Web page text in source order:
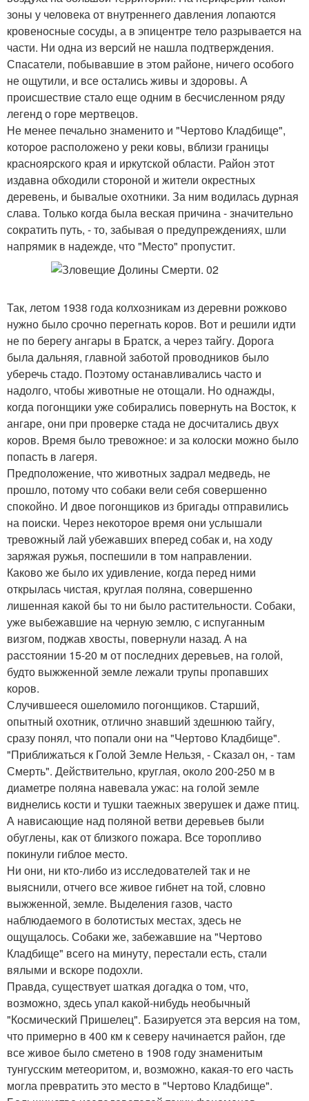
зоны у человека от внутреннего давления лопаются
кровеносные сосуды, а в эпицентре тело разрывается на
части. Ни одна из версий не нашла подтверждения.
Спасатели, побывавшие в этом районе, ничего особого
не ощутили, и все остались живы и здоровы. А
происшествие стало еще одним в бесчисленном ряду
легенд о горе мертвецов.
Не менее печально знаменито и "Чертово Кладбище",
которое расположено у реки ковы, вблизи границы
красноярского края и иркутской области. Район этот
издавна обходили стороной и жители окрестных
деревень, и бывалые охотники. За ним водилась дурная
слава. Только когда была веская причина - значительно
сократить путь, - то, забывая о предупреждениях, шли
напрямик в надежде, что "Место" пропустит.
Так, летом 1938 года колхозникам из деревни рожково
нужно было срочно перегнать коров. Вот и решили идти
не по берегу ангары в Братск, а через тайгу. Дорога
была дальняя, главной заботой проводников было
уберечь стадо. Поэтому останавливались часто и
надолго, чтобы животные не отощали. Но однажды,
когда погонщики уже собирались повернуть на Восток, к
ангаре, они при проверке стада не досчитались двух
коров. Время было тревожное: и за колоски можно было
попасть в лагеря.
Предположение, что животных задрал медведь, не
прошло, потому что собаки вели себя совершенно
спокойно. И двое погонщиков из бригады отправились
на поиски. Через некоторое время они услышали
тревожный лай убежавших вперед собак и, на ходу
заряжая ружья, поспешили в том направлении.
Каково же было их удивление, когда перед ними
открылась чистая, круглая поляна, совершенно
лишенная какой бы то ни было растительности. Собаки,
уже выбежавшие на черную землю, с испуганным
визгом, поджав хвосты, повернули назад. А на
расстоянии 15-20 м от последних деревьев, на голой,
будто выжженной земле лежали трупы пропавших
коров.
Случившееся ошеломило погонщиков. Старший,
опытный охотник, отлично знавший здешнюю тайгу,
сразу понял, что попали они на "Чертово Кладбище".
"Приближаться к Голой Земле Нельзя, - Сказал он, - там
Смерть". Действительно, круглая, около 200-250 м в
диаметре поляна навевала ужас: на голой земле
виднелись кости и тушки таежных зверушек и даже птиц.
А нависающие над поляной ветви деревьев были
обуглены, как от близкого пожара. Все торопливо
покинули гиблое место.
Ни они, ни кто-либо из исследователей так и не
выяснили, отчего все живое гибнет на той, словно
выжженной, земле. Выделения газов, часто
наблюдаемого в болотистых местах, здесь не
ощущалось. Собаки же, забежавшие на "Чертово
Кладбище" всего на минуту, перестали есть, стали
вялыми и вскоре подохли.
Правда, существует шаткая догадка о том, что,
возможно, здесь упал какой-нибудь необычный
"Космический Пришелец". Базируется эта версия на том,
что примерно в 400 км к северу начинается район, где
все живое было сметено в 1908 году знаменитым
тунгусским метеоритом, и, возможно, какая-то его часть
могла превратить это место в "Чертово Кладбище".